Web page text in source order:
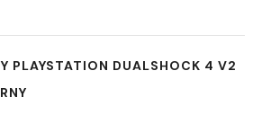
PLAYSTATION DUALSHOCK 4 V2